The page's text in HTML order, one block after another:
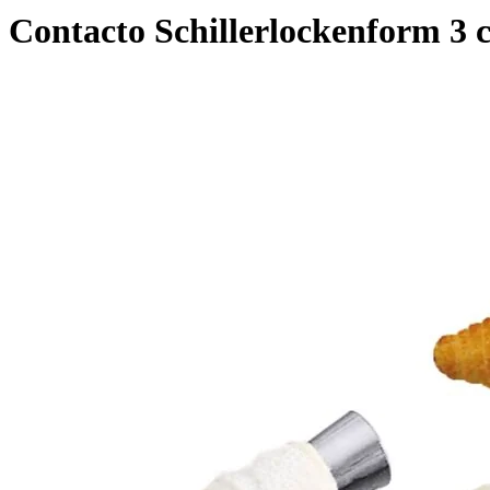
Contacto Schillerlockenform 3